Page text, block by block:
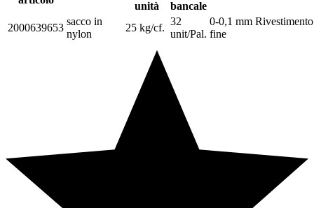
unità
bancale
2000639653
sacco in
nylon
25 kg/cf.
32
unit/Pal.
0-0,1 mm Rivestimento
fine